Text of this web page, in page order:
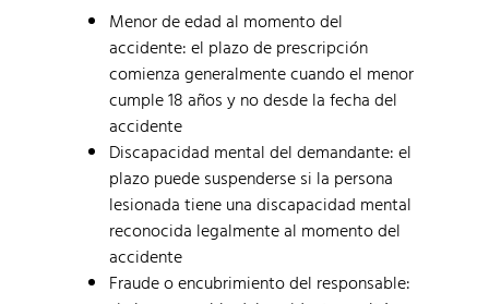
Menor de edad al momento del
accidente: el plazo de prescripción
comienza generalmente cuando el menor
cumple 18 años y no desde la fecha del
accidente
Discapacidad mental del demandante: el
plazo puede suspenderse si la persona
lesionada tiene una discapacidad mental
reconocida legalmente al momento del
accidente
Fraude o encubrimiento del responsable: